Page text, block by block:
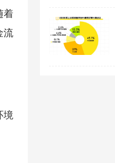
着
流
境